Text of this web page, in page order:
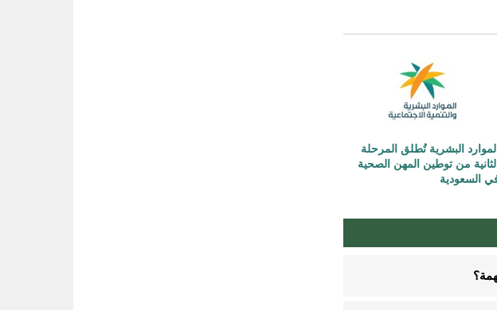
الموارد البشرية تُطلق المرحلة
الثانية من توطين المهن الصحية
السعودية